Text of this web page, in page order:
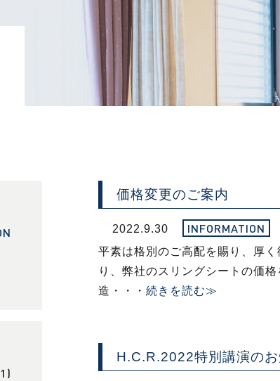
価格変更のご案内
2022.9.30 INFORMATION
平素は格別のご高配を賜り、厚
り、弊社のスリングシートの価
造・・・ 続きを読む≫
H.C.R.2022特別講演の